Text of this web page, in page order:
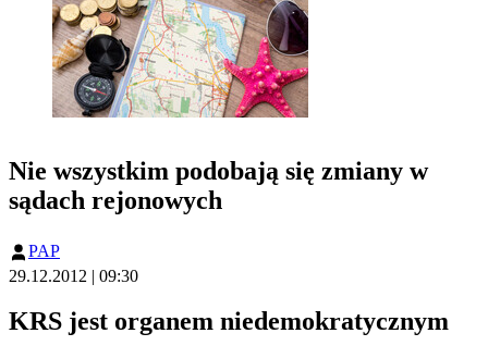
Nie wszystkim podobają się zmiany w
sądach rejonowych
PAP
29.12.2012 | 09:30
KRS jest organem niedemokratycznym